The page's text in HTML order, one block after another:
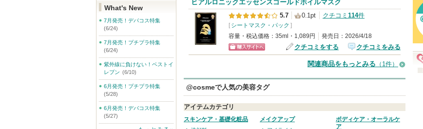
録
れ
て
い
ヒアルロニックエッセンスゴールドホイルマスク
5.7 0.1pt クチコミ 114件
[ シートマスク・パック ]
容量・税込価格：35ml・1,089円
発売日：2026/4/18
ショッピン
クチコミをする クチコミをみる
関連商品をもっとみる （1件）
@cosmeで人気の美容タグ
アイテムカテゴリ
スキンケア・基礎化粧品 メイクアップ
ボディケア・オーラルケ
ア
What's New
7月発売！デパコス特集
(6/24)
7月発売！プチプラ特集
(6/24)
紫外線に負けない！ベストイ
レブン (6/10)
6月発売！プチプラ特集
(5/28)
6月発売！デパコス特集
(5/27)